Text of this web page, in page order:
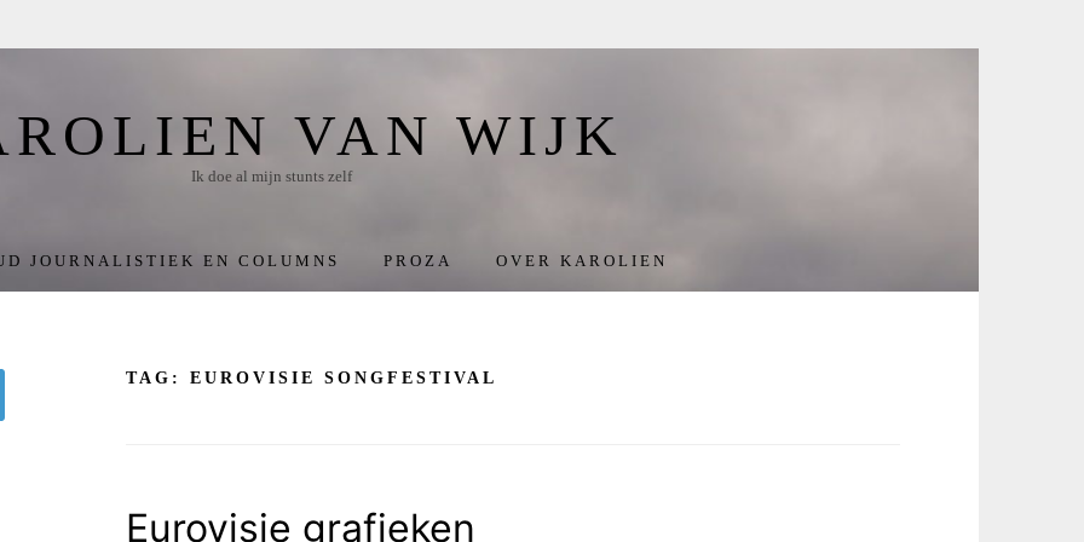
VAN WIJK
Ik doe al mijn stunts zelf
JOURNALISTIEK EN COLUMNS PROZA OVER KAROLIEN
TAG: EUROVISIE SONGFESTIVAL
Eurovisie grafieken